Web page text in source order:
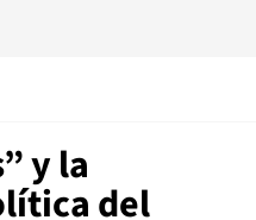
y la
del